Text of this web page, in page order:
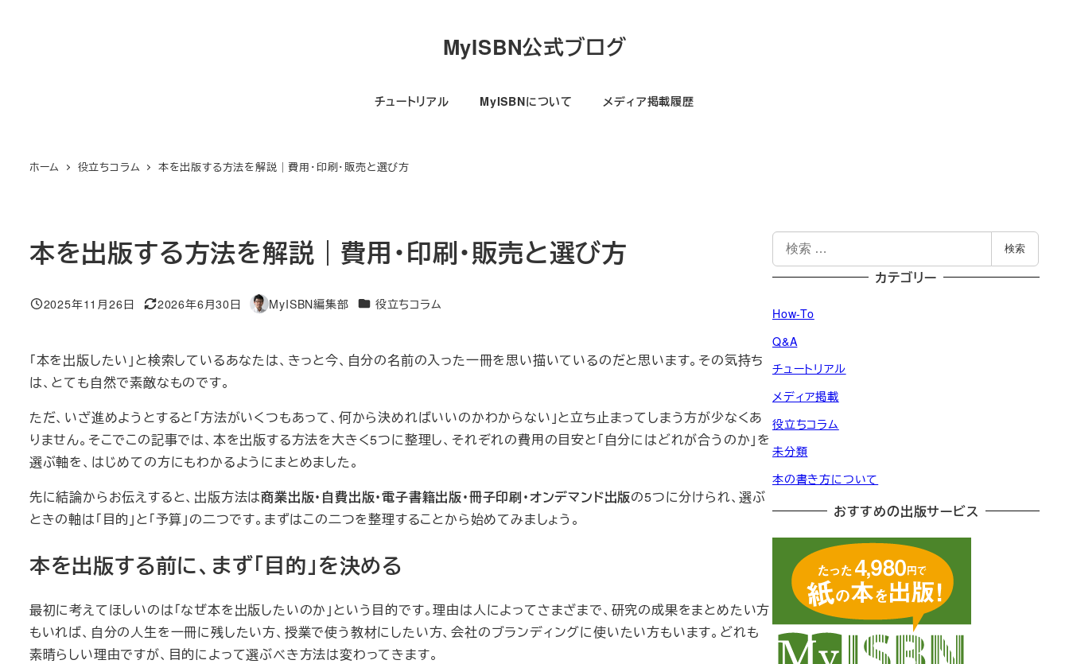
MyISBN公式ブログ
チュートリアル MyISBNについて メディア掲載履歴
ホーム 役立ちコラム 本を出版する方法を解説｜費用・印刷・販売と選び方
本を出版する方法を解説｜費用・印刷・販売と選び方
投稿日
2025年11月26日
更新日
2026年6月30日
著
MyISBN編集部 カテゴリー
役立ちコラム
「本を出版したい」と検索しているあなたは、きっと今、自分の名前の入った一冊を思い描いているのだと思います。その気持ち
は、とても自然で素敵なものです。
ただ、いざ進めようとすると「方法がいくつもあって、何から決めればいいのかわからない」と立ち止まってしまう方が少なくあ
りません。そこでこの記事では、本を出版する方法を大きく5つに整理し、それぞれの費用の目安と「自分にはどれが合うのか」を
選ぶ軸を、はじめての方にもわかるようにまとめました。
先に結論からお伝えすると、出版方法は商業出版・自費出版・電子書籍出版・冊子印刷・オンデマンド出版の5つに分けられ、選ぶ
ときの軸は「目的」と「予算」の二つです。まずはこの二つを整理することから始めてみましょう。
本を出版する前に、まず「目的」を決める
最初に考えてほしいのは「なぜ本を出版したいのか」という目的です。理由は人によってさまざまで、研究の成果をまとめたい方
もいれば、自分の人生を一冊に残したい方、授業で使う教材にしたい方、会社のブランディングに使いたい方もいます。どれも
素晴らしい理由ですが、目的によって選ぶべき方法は変わってきます。
検
索
検索
カテゴリー
How-To
Q&A
チュートリアル
メディア掲載
役立ちコラム
未分類
本の書き方について
おすすめの出版サービス